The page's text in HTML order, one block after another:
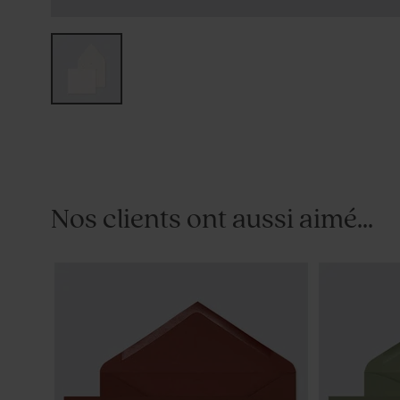
Nos clients ont aussi aimé...